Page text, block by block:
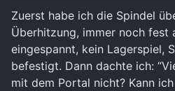
Zuerst habe ich die Spindel
Überhitzung, immer noch fest
eingespannt, kein Lagerspiel,
befestigt. Dann dachte ich:
mit dem Portal nicht? Kann